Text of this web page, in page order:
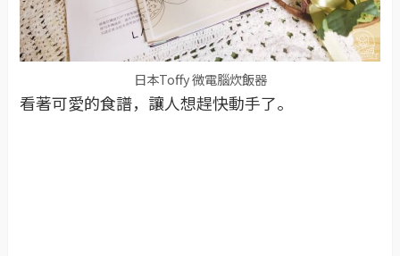
日本Toffy 微電腦炊飯器
看著可愛的食譜，讓人想趕快動手了。